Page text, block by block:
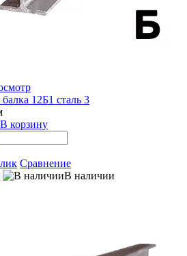
12Б1 сталь 3
В корзину
Сравнение
В наличии